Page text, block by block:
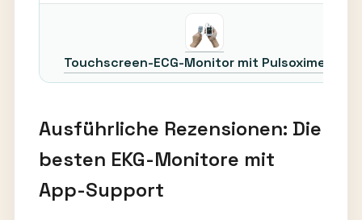
Touchscreen-ECG-Monitor mit Pulsoximeter
Ausführliche Rezensionen: Die
besten EKG-Monitore mit
App-Support